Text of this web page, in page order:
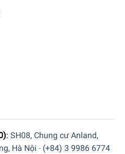
1950
trong số sắc màu ấy. Với
thất” bên trong được
nào.
3-4 người sử dụng thật thoải
: SH08, Chung cư Anland,
Hà Nội - (+84) 3 9986 6774